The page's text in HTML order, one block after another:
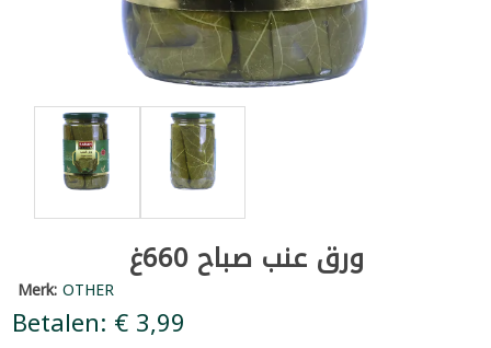
ورق عنب صباح 660غ
Merk:OTHER
Betalen: € 3,99